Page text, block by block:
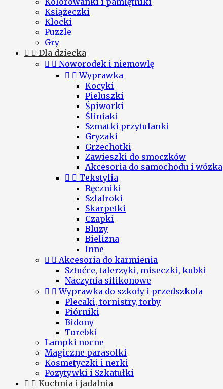
Książeczki
Klocki
Puzzle
Gry
  Dla dziecka
  Noworodek i niemowlę
  Wyprawka
Kocyki
Pieluszki
Śpiworki
Śliniaki
Szmatki przytulanki
Gryzaki
Grzechotki
Zawieszki do smoczków
Akcesoria do samochodu i wózka
  Tekstylia
Ręczniki
Szlafroki
Skarpetki
Czapki
Bluzy
Bielizna
Inne
  Akcesoria do karmienia
Sztućce, talerzyki, miseczki, kubki
Naczynia silikonowe
  Wyprawka do szkoły i przedszkola
Plecaki, tornistry, torby
Piórniki
Bidony
Torebki
Lampki nocne
Magiczne parasolki
Kosmetyczki i nerki
Pozytywki i Szkatułki
  Kuchnia i jadalnia